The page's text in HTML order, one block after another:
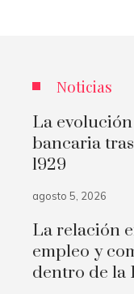
Noticias
La
bancaria
1929
agosto 5, 2026
La relación
empleo y
dentro de la